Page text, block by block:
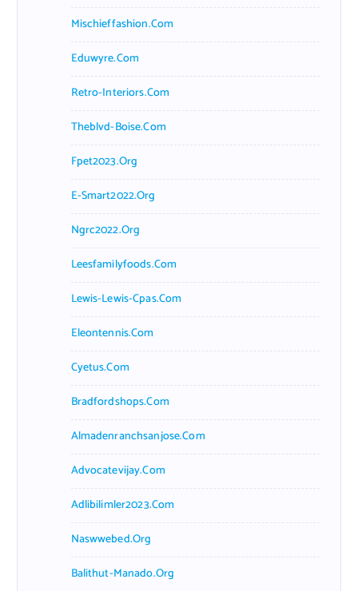
Mischieffashion.com
Eduwyre.com
Retro-Interiors.com
Theblvd-Boise.com
Fpet2023.org
E-Smart2022.org
Ngrc2022.org
Leesfamilyfoods.com
Lewis-Lewis-Cpas.com
Eleontennis.com
Cyetus.com
Bradfordshops.com
Almadenranchsanjose.com
Advocatevijay.com
Adlibilimler2023.com
Naswwebed.org
Balithut-Manado.org